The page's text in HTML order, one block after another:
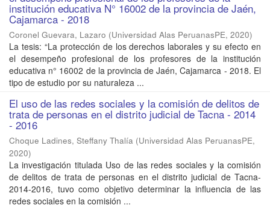
institución educativa N° 16002 de la provincia de Jaén,
Cajamarca - 2018
Coronel Guevara, Lazaro (Universidad Alas PeruanasPE, 2020)
La tesis: “La protección de los derechos laborales y su efecto en
el desempeño profesional de los profesores de la institución
educativa n° 16002 de la provincia de Jaén, Cajamarca - 2018. El
tipo de estudio por su naturaleza ...
El uso de las redes sociales y la comisión de delitos de
trata de personas en el distrito judicial de Tacna - 2014
- 2016
Choque Ladines, Steffany Thalía (Universidad Alas PeruanasPE,
2020)
La investigación titulada Uso de las redes sociales y la comisión
de delitos de trata de personas en el distrito judicial de Tacna-
2014-2016, tuvo como objetivo determinar la influencia de las
redes sociales en la comisión ...